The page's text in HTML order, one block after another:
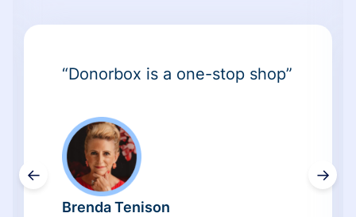
←
“Donorbox is a one-stop shop”
Brenda Tenison
→